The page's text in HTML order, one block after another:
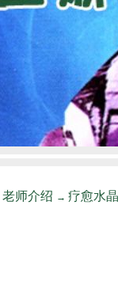
老师介绍 → 疗愈水